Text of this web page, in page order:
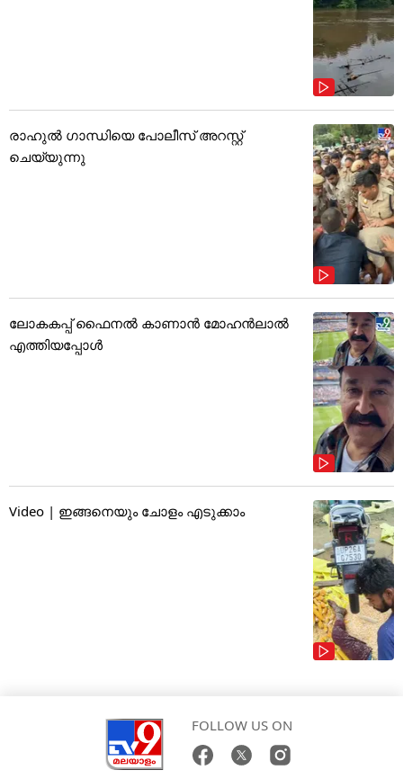
രാഹുൽ ഗാന്ധിയെ പോലീസ് അറസ്റ്റ്
ചെയ്യുന്നു
ലോകകപ്പ് ഫൈനൽ കാണാൻ മോഹൻലാൽ
എത്തിയപ്പോൾ
Video | ഇങ്ങനെയും ചോളം എടുക്കാം
FOLLOW US ON